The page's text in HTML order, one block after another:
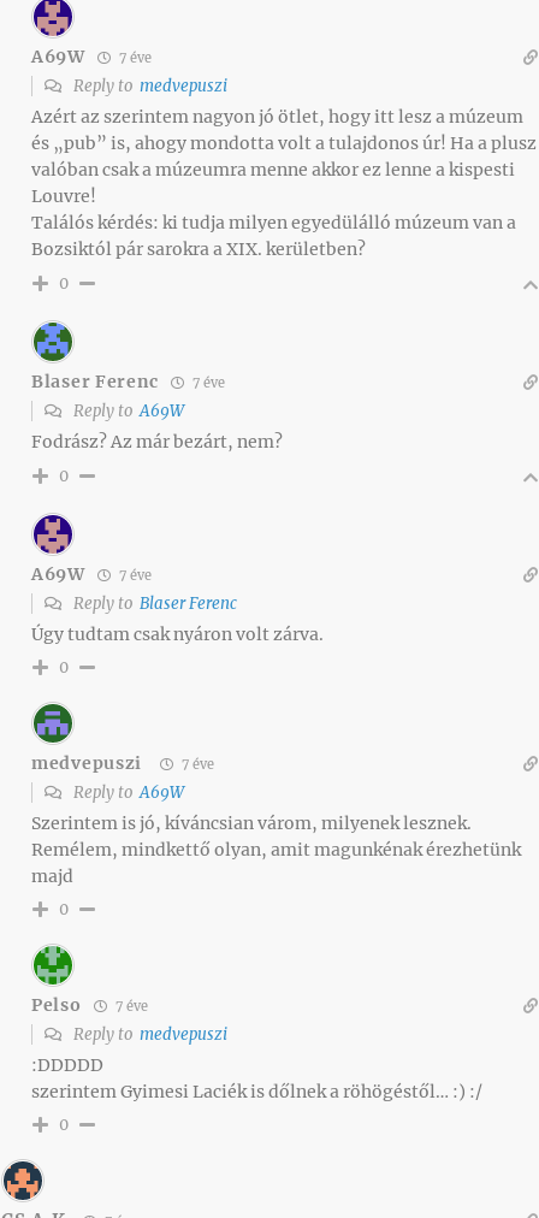
A69W 7 éve
Reply to medvepuszi
Azért az szerintem nagyon jó ötlet, hogy itt lesz a múzeum
és „pub” is, ahogy mondotta volt a tulajdonos úr! Ha a plusz
valóban csak a múzeumra menne akkor ez lenne a kispesti
Louvre!
Találós kérdés: ki tudja milyen egyedülálló múzeum van a
Bozsiktól pár sarokra a XIX. kerületben?
0
Blaser Ferenc 7 éve
Reply toA69W
Fodrász? Az már bezárt, nem?
0
A69W 7 éve
Reply to Blaser Ferenc
Úgy tudtam csak nyáron volt zárva.
0
medvepuszi 7 éve
Reply toA69W
Szerintem is jó, kíváncsian várom, milyenek lesznek.
Remélem, mindkettő olyan, amit magunkénak érezhetünk
majd
0
Pelso 7 éve
Reply to medvepuszi
:DDDDD
szerintem Gyimesi Laciék is dőlnek a röhögéstől… :) :/
0